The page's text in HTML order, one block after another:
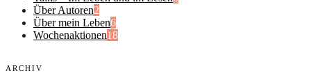
Über Autoren2
Über mein Leben6
Wochenaktionen18
ARCHIV